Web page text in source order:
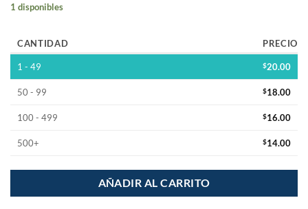
1 disponibles
CANTIDAD PRECIO
1 - 49 $20.00
50 - 99 $18.00
100 - 499 $16.00
500+ $14.00
AÑADIR AL CARRITO